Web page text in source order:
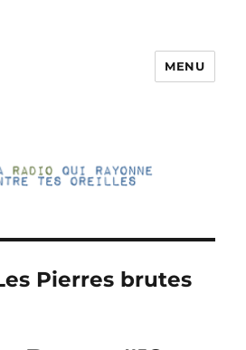
MENU
Pierres brutes